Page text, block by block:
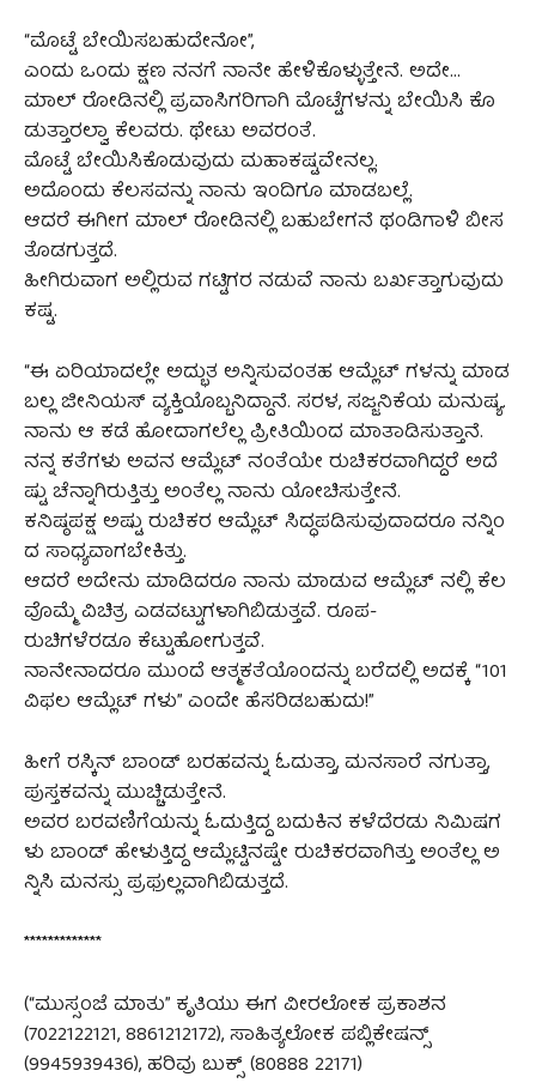
“ಮೊಟ್ಟೆ ಬೇಯಿಸಬಹುದೇನೋ”,
ಎಂದು ಒಂದು ಕ್ಷಣ ನನಗೆ ನಾನೇ ಹೇಳಿಕೊಳ್ಳುತ್ತೇನೆ. ಅದೇ…
ಮಾಲ್ ರೋಡಿನಲ್ಲಿ ಪ್ರವಾಸಿಗರಿಗಾಗಿ ಮೊಟ್ಟೆಗಳನ್ನು ಬೇಯಿಸಿ ಕೊ
ಡುತ್ತಾರಲ್ವಾ ಕೆಲವರು. ಥೇಟು ಅವರಂತೆ.
ಮೊಟ್ಟೆ ಬೇಯಿಸಿಕೊಡುವುದು ಮಹಾಕಷ್ಟವೇನಲ್ಲ.
ಅದೊಂದು ಕೆಲಸವನ್ನು ನಾನು ಇಂದಿಗೂ ಮಾಡಬಲ್ಲೆ.
ಆದರೆ ಈಗೀಗ ಮಾಲ್ ರೋಡಿನಲ್ಲಿ ಬಹುಬೇಗನೆ ಥಂಡಿಗಾಳಿ ಬೀಸ
ತೊಡಗುತ್ತದೆ.
ಹೀಗಿರುವಾಗ ಅಲ್ಲಿರುವ ಗಟ್ಟಿಗರ ನಡುವೆ ನಾನು ಬರ್ಖತ್ತಾಗುವುದು
ಕಷ್ಟ.
“ಈ ಏರಿಯಾದಲ್ಲೇ ಅದ್ಭುತ ಅನ್ನಿಸುವಂತಹ ಆಮ್ಲೆಟ್ ಗಳನ್ನು ಮಾಡ
ಬಲ್ಲ ಜೀನಿಯಸ್ ವ್ಯಕ್ತಿಯೊಬ್ಬನಿದ್ದಾನೆ. ಸರಳ, ಸಜ್ಜನಿಕೆಯ ಮನುಷ್ಯ.
ನಾನು ಆ ಕಡೆ ಹೋದಾಗಲೆಲ್ಲ ಪ್ರೀತಿಯಿಂದ ಮಾತಾಡಿಸುತ್ತಾನೆ.
ನನ್ನ ಕತೆಗಳು ಅವನ ಆಮ್ಲೆಟ್ ನಂತೆಯೇ ರುಚಿಕರವಾಗಿದ್ದರೆ ಅದೆ
ಷ್ಟು ಚೆನ್ನಾಗಿರುತ್ತಿತ್ತು ಅಂತೆಲ್ಲ ನಾನು ಯೋಚಿಸುತ್ತೇನೆ.
ಕನಿಷ್ಠಪಕ್ಷ ಅಷ್ಟು ರುಚಿಕರ ಆಮ್ಲೆಟ್ ಸಿದ್ಧಪಡಿಸುವುದಾದರೂ ನನ್ನಿಂ
ದ ಸಾಧ್ಯವಾಗಬೇಕಿತ್ತು.
ಆದರೆ ಅದೇನು ಮಾಡಿದರೂ ನಾನು ಮಾಡುವ ಆಮ್ಲೆಟ್ ನಲ್ಲಿ ಕೆಲ
ವೊಮ್ಮೆ ವಿಚಿತ್ರ ಎಡವಟ್ಟುಗಳಾಗಿಬಿಡುತ್ತವೆ. ರೂಪ-
ರುಚಿಗಳೆರಡೂ ಕೆಟ್ಟುಹೋಗುತ್ತವೆ.
ನಾನೇನಾದರೂ ಮುಂದೆ ಆತ್ಮಕತೆಯೊಂದನ್ನು ಬರೆದಲ್ಲಿ ಅದಕ್ಕೆ “101
ವಿಫಲ ಆಮ್ಲೆಟ್ ಗಳು” ಎಂದೇ ಹೆಸರಿಡಬಹುದು!”
ಹೀಗೆ ರಸ್ಕಿನ್ ಬಾಂಡ್ ಬರಹವನ್ನು ಓದುತ್ತಾ, ಮನಸಾರೆ ನಗುತ್ತಾ,
ಪುಸ್ತಕವನ್ನು ಮುಚ್ಚಿಡುತ್ತೇನೆ.
ಅವರ ಬರವಣಿಗೆಯನ್ನು ಓದುತ್ತಿದ್ದ ಬದುಕಿನ ಕಳೆದೆರಡು ನಿಮಿಷಗ
ಳು ಬಾಂಡ್ ಹೇಳುತ್ತಿದ್ದ ಆಮ್ಲೆಟ್ಟಿನಷ್ಟೇ ರುಚಿಕರವಾಗಿತ್ತು ಅಂತೆಲ್ಲ ಅ
ನ್ನಿಸಿ ಮನಸ್ಸು ಪ್ರಫುಲ್ಲವಾಗಿಬಿಡುತ್ತದೆ.
*************
(“ಮುಸ್ಸಂಜೆ ಮಾತು” ಕೃತಿಯು ಈಗ ವೀರಲೋಕ ಪ್ರಕಾಶನ
(7022122121, 8861212172), ಸಾಹಿತ್ಯಲೋಕ ಪಬ್ಲಿಕೇಷನ್ಸ್
(9945939436), ಹರಿವು ಬುಕ್ಸ್ (80888 22171)